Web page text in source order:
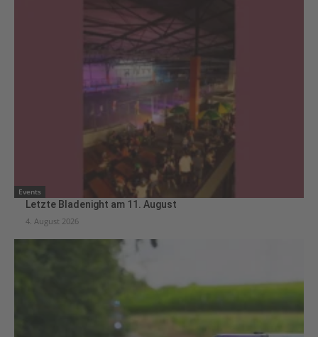
Events
Letzte Bladenight am 11. August
4. August 2026